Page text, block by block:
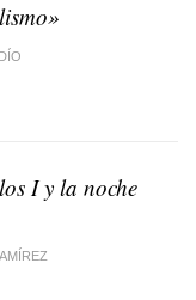
I y la noche